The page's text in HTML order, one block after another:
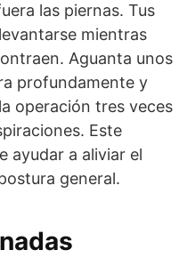
las piernas. Tus
mientras
Aguanta unos
profundamente y
operación tres veces
Este
ayudar a aliviar el
general.